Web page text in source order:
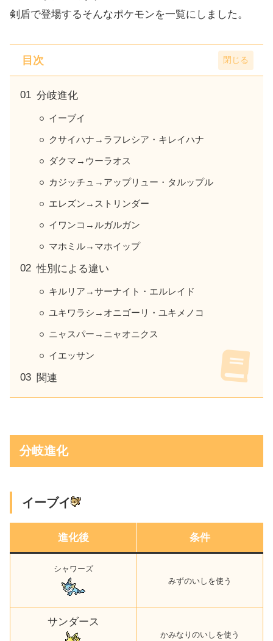
剣盾で登場するそんなポケモンを一覧にしました。
目次
分岐進化
イーブイ
クサイハナ→ラフレシア・キレイハナ
ダクマ→ウーラオス
カジッチュ→アップリュー・タルップル
エレズン→ストリンダー
イワンコ→ルガルガン
マホミル→マホイップ
性別による違い
キルリア→サーナイト・エルレイド
ユキワラシ→オニゴーリ・ユキメノコ
ニャスパー→ニャオニクス
イエッサン
関連
分岐進化
イーブイ
進化後 条件
シャワーズ
みずのいしを使う
サンダース
かみなりのいしを使う